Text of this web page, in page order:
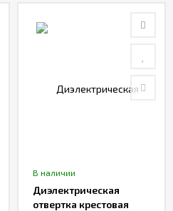
В наличии
Диэлектрическая
отвертка крестовая